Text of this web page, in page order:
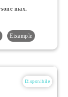
max.
Eixample
Disponibile